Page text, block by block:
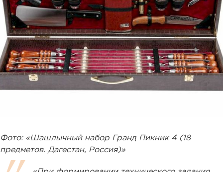
Фото: «Шашлычный набор Гранд Пикник 4 (18
предметов. Дагестан, Россия)»